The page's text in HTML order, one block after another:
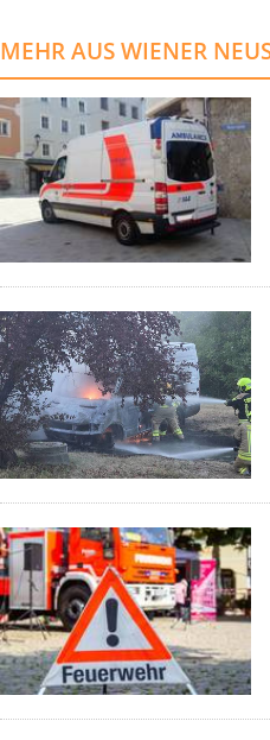
MEHR AUS WIENER